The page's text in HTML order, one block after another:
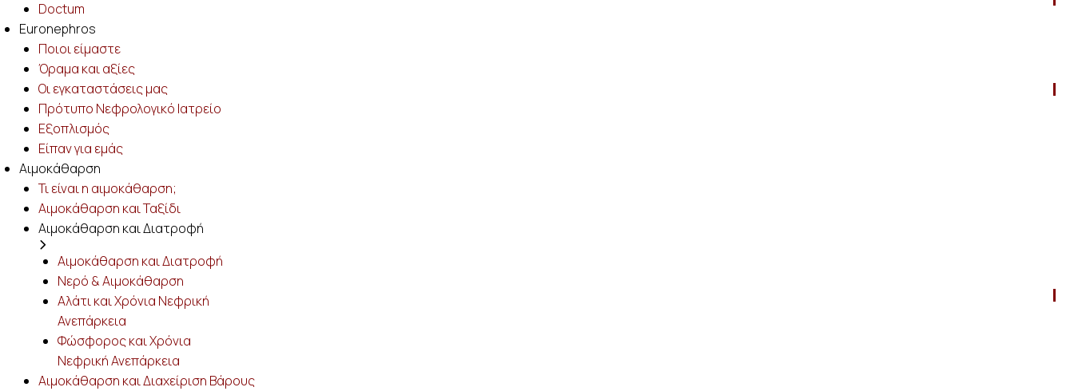
Doctum
Euronephros
Ποιοι είμαστε
Όραμα και αξίες
Οι εγκαταστάσεις μας
Πρότυπο Νεφρολογικό Ιατρείο
Eξοπλισμός
Είπαν για εμάς
Αιμοκάθαρση
Τι είναι η αιμοκάθαρση;
Αιμοκάθαρση και Ταξίδι
Αιμοκάθαρση και Διατροφή
Αιμοκάθαρση και Διατροφή
Νερό & Αιμοκάθαρση
Αλάτι και Χρόνια Νεφρική
Ανεπάρκεια
Φώσφορος και Χρόνια
Νεφρική Ανεπάρκεια
Αιμοκάθαρση και Διαχείριση Βάρους